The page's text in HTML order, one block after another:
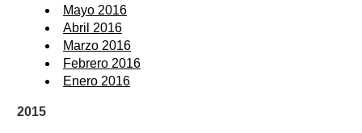
Mayo 2016
Abril 2016
Marzo 2016
Febrero 2016
Enero 2016
2015